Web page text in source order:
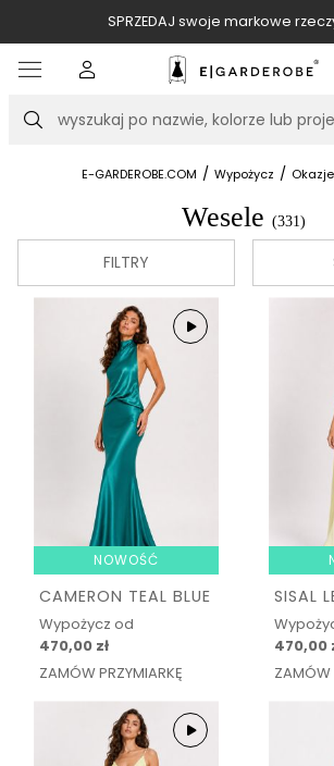
SPRZEDAJ swoje markowe
Szukaj
E-GARDEROBE.COM / Wypożycz / Okazje
Wesele (331)
FILTRY
NOWOŚĆ
CAMERON TEAL BLUE
Wypożycz od
470,00 zł
ZAMÓW PRZYMIARKĘ
SISAL
470,00
ZAMÓW